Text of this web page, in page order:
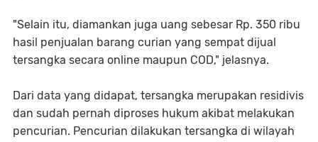
"Selain itu, diamankan juga uang sebesar Rp. 350 ribu
hasil penjualan barang curian yang sempat dijual
tersangka secara online maupun COD," jelasnya.
Dari data yang didapat, tersangka merupakan residivis
dan sudah pernah diproses hukum akibat melakukan
pencurian. Pencurian dilakukan tersangka di wilayah